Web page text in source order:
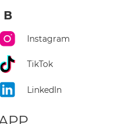
В
Instagram
TikTok
LinkedIn